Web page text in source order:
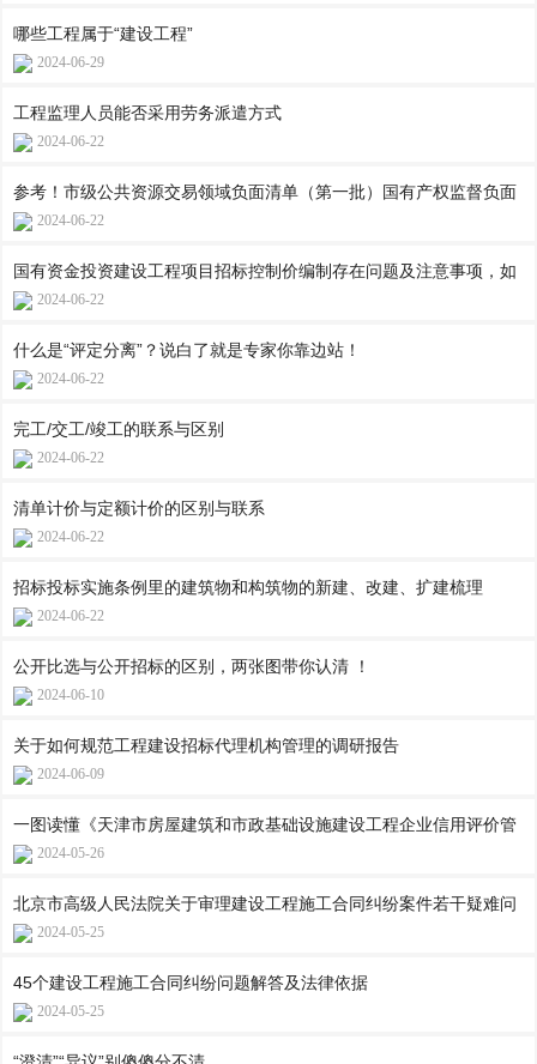
哪些工程属于“建设工程”
2024-06-29
工程监理人员能否采用劳务派遣方式
2024-06-22
参考！市级公共资源交易领域负面清单（第一批）国有产权监督负面
2024-06-22
国有资金投资建设工程项目招标控制价编制存在问题及注意事项，如
2024-06-22
什么是“评定分离”？说白了就是专家你靠边站！
2024-06-22
完工/交工/竣工的联系与区别
2024-06-22
清单计价与定额计价的区别与联系
2024-06-22
招标投标实施条例里的建筑物和构筑物的新建、改建、扩建梳理
2024-06-22
公开比选与公开招标的区别，两张图带你认清 ！
2024-06-10
关于如何规范工程建设招标代理机构管理的调研报告
2024-06-09
一图读懂《天津市房屋建筑和市政基础设施建设工程企业信用评价管
2024-05-26
北京市高级人民法院关于审理建设工程施工合同纠纷案件若干疑难问
2024-05-25
45个建设工程施工合同纠纷问题解答及法律依据
2024-05-25